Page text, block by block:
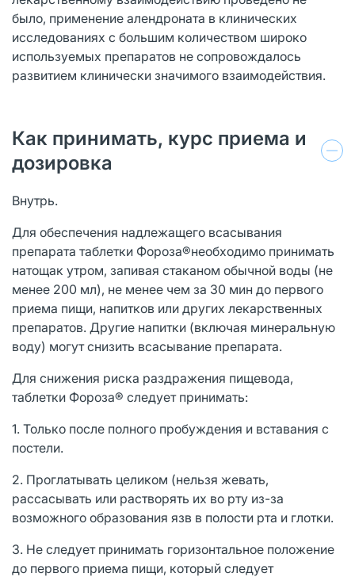
было, применение алендроната в клинических
исследованиях с большим количеством широко
используемых препаратов не сопровождалось
развитием клинически значимого взаимодействия.
Как принимать, курс приема и
дозировка
Внутрь.
Для обеспечения надлежащего всасывания
препарата таблетки Фороза®необходимо принимать
натощак утром, запивая стаканом обычной воды (не
менее 200 мл), не менее чем за 30 мин до первого
приема пищи, напитков или других лекарственных
препаратов. Другие напитки (включая минеральную
воду) могут снизить всасывание препарата.
Для снижения риска раздражения пищевода,
таблетки Фороза® следует принимать:
1. Только после полного пробуждения и вставания с
постели.
2. Проглатывать целиком (нельзя жевать,
рассасывать или растворять их во рту из-за
возможного образования язв в полости рта и глотки.
3. Не следует принимать горизонтальное положение
до первого приема пищи, который следует